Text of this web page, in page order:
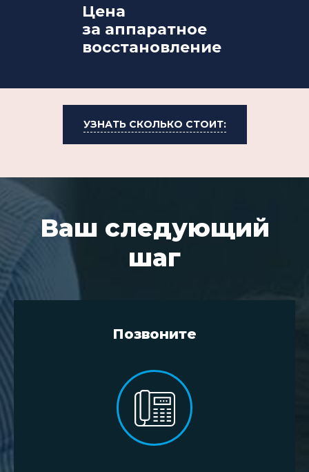
Цена
за аппаратное
восстановление
УЗНАТЬ СКОЛЬКО СТОИТ:
Ваш следующий
шаг
Позвоните